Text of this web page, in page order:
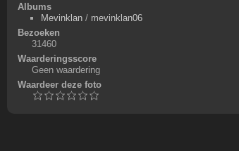
Albums
Mevinklan/ mevinklan06
Bezoeken
31460
Waarderingsscore
Geen waardering
Waardeer deze foto